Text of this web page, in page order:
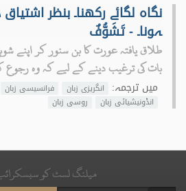
نگاہ لگائے رکھنا۔ بنظر
ہونا۔ - تَشَوُّفٌ
طلاق یافتہ عورت کا بن سنور کر اپنے
بات کی ترغیب دینے کے لیے کہ وہ رجوع
میں ترجمہ: انگریزی زبان فرانسیسی زبان
انڈونیشیائی زبان
روسی زبان
میلنگ لسٹ کو